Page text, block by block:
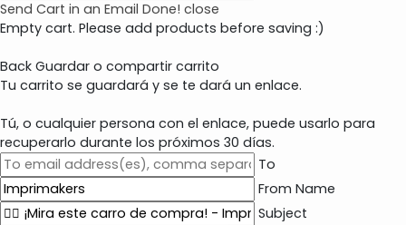
Send Cart in an Email Done! close
Empty cart. Please add products before saving :)
Back Guardar o compartir carrito
Tu carrito se guardará y se te dará un enlace.
Tú, o cualquier persona con el enlace, puede usarlo para
recuperarlo durante los próximos 30 días.
To
From Name
Subject